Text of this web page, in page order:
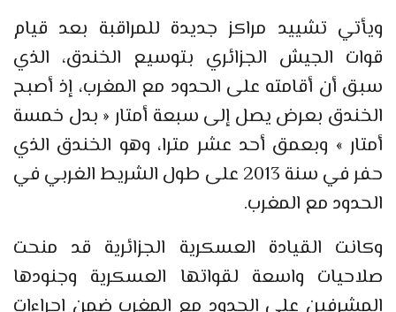
ويأتي تشييد مراكز جديدة للمراقبة بعد قيام
قوات الجيش الجزائري بتوسيع الخندق، الذي
سبق أن أقامته على الحدود مع المغرب، إذ أصبح
الخندق بعرض يصل إلى سبعة أمتار « بدل خمسة
أمتار » وبعمق أحد عشر مترا، وهو الخندق الذي
حفر في سنة 2013 على طول الشريط الغربي في
الحدود مع المغرب.
وكانت القيادة العسكرية الجزائرية قد منحت
صلاحيات واسعة لقواتها العسكرية وجنودها